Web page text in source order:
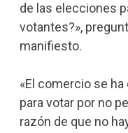
de las elecciones
votantes?»,
manifiesto.
«El comercio se
para votar por no
razón de que no